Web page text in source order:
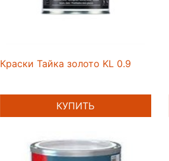
Краски Тайка золото KL 0.9
КУПИТЬ